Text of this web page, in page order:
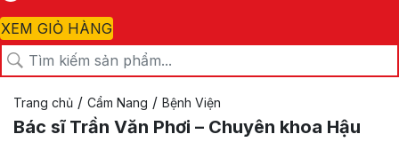
XEM GIỎ HÀNG
Trang chủ / Cẩm Nang / Bệnh Viện
Bác sĩ Trần Văn Phơi – Chuyên khoa Hậu